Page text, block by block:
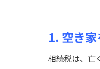
1. 空き
相続税は、亡